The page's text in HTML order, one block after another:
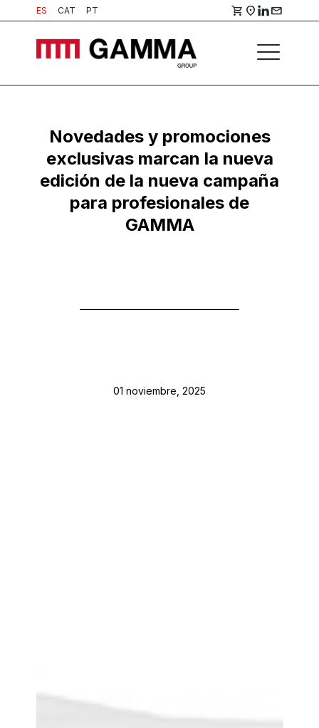
ES CAT PT shopping_cart location_on mail
Novedades y promociones
exclusivas marcan la nueva
edición de la nueva campaña
para profesionales de
GAMMA
01 noviembre, 2025